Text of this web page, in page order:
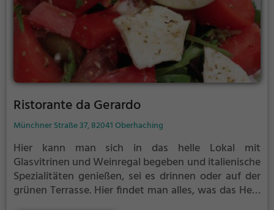
Ristorante da Gerardo
Münchner Straße 37, 82041 Oberhaching
Hier kann man sich in das helle Lokal mit
Glasvitrinen und Weinregal begeben und italienische
Spezialitäten genießen, sei es drinnen oder auf der
grünen Terrasse. Hier findet man alles, was das Herz